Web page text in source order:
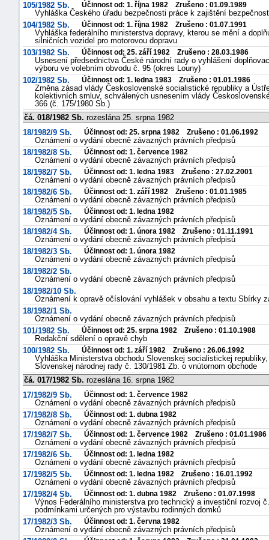
105/1982 Sb.
Účinnost od: 1. října 1982 Zrušeno : 01.09.1989
Vyhláška Českého úřadu bezpečnosti práce k zajištění
104/1982 Sb.
Účinnost od: 1. října 1982 Zrušeno : 01.07.1991
Vyhláška federálního ministerstva dopravy, kterou se mění a
silničních vozidel pro motorovou dopravu
103/1982 Sb.
Účinnost od: 25. září 1982 Zrušeno : 28.03.1986
Usnesení předsednictva České národní rady o vyhlášení
výboru ve volebním obvodu č. 95 (okres Louny)
102/1982 Sb.
Účinnost od: 1. ledna 1983 Zrušeno : 01.01.1986
Změna zásad vlády Československé socialistické republiky a
kolektivních smluv, schválených usnesením vlády
366 (č. 175/1980 Sb.)
čá. 018/1982 Sb. rozeslána 25. srpna 1982
18/1982/9 Sb.
Účinnost od: 25. srpna 1982 Zrušeno : 01.06.1992
Oznámení o vydání obecně závazných právních předpisů
18/1982/8 Sb.
Účinnost od: 1. července 1982
Oznámení o vydání obecně závazných právních předpisů
18/1982/7 Sb.
Účinnost od: 1. ledna 1983 Zrušeno : 27.02.2001
Oznámení o vydání obecně závazných právních předpisů
18/1982/6 Sb.
Účinnost od: 1. září 1982 Zrušeno : 01.01.1985
Oznámení o vydání obecně závazných právních předpisů
18/1982/5 Sb.
Účinnost od: 1. ledna 1982
Oznámení o vydání obecně závazných právních předpisů
18/1982/4 Sb.
Účinnost od: 1. února 1982 Zrušeno : 01.11.1991
Oznámení o vydání obecně závazných právních předpisů
18/1982/3 Sb.
Účinnost od: 1. února 1982
Oznámení o vydání obecně závazných právních předpisů
18/1982/2 Sb.
Oznámení o vydání obecně závazných právních předpisů
18/1982/10 Sb.
Oznámení k opravě očíslování vyhlášek v obsahu a textu Sbírky
18/1982/1 Sb.
Oznámení o vydání obecně závazných právních předpisů
101/1982 Sb.
Účinnost od: 25. srpna 1982 Zrušeno : 01.10.1988
Redakční sdělení o opravě chyb
100/1982 Sb.
Účinnost od: 1. září 1982 Zrušeno : 26.06.1992
Vyhláška Ministerstva obchodu Slovenskej socialistickej
Slovenskej národnej rady č. 130/1981 Zb. o vnútornom obchode
čá. 017/1982 Sb. rozeslána 16. srpna 1982
17/1982/9 Sb.
Účinnost od: 1. července 1982
Oznámení o vydání obecně závazných právních předpisů
17/1982/8 Sb.
Účinnost od: 1. dubna 1982
Oznámení o vydání obecně závazných právních předpisů
17/1982/7 Sb.
Účinnost od: 1. července 1982 Zrušeno : 01.01.1986
Oznámení o vydání obecně závazných právních předpisů
17/1982/6 Sb.
Účinnost od: 1. ledna 1982
Oznámení o vydání obecně závazných právních předpisů
17/1982/5 Sb.
Účinnost od: 1. ledna 1982 Zrušeno : 16.01.1992
Oznámení o vydání obecně závazných právních předpisů
17/1982/4 Sb.
Účinnost od: 1. dubna 1982 Zrušeno : 01.07.1998
Výnos Federálního ministerstva pro technický a investiční rozvoj
podmínkami určených pro výstavbu rodinných domků
17/1982/3 Sb.
Účinnost od: 1. června 1982
Oznámení o vydání obecně závazných právních předpisů